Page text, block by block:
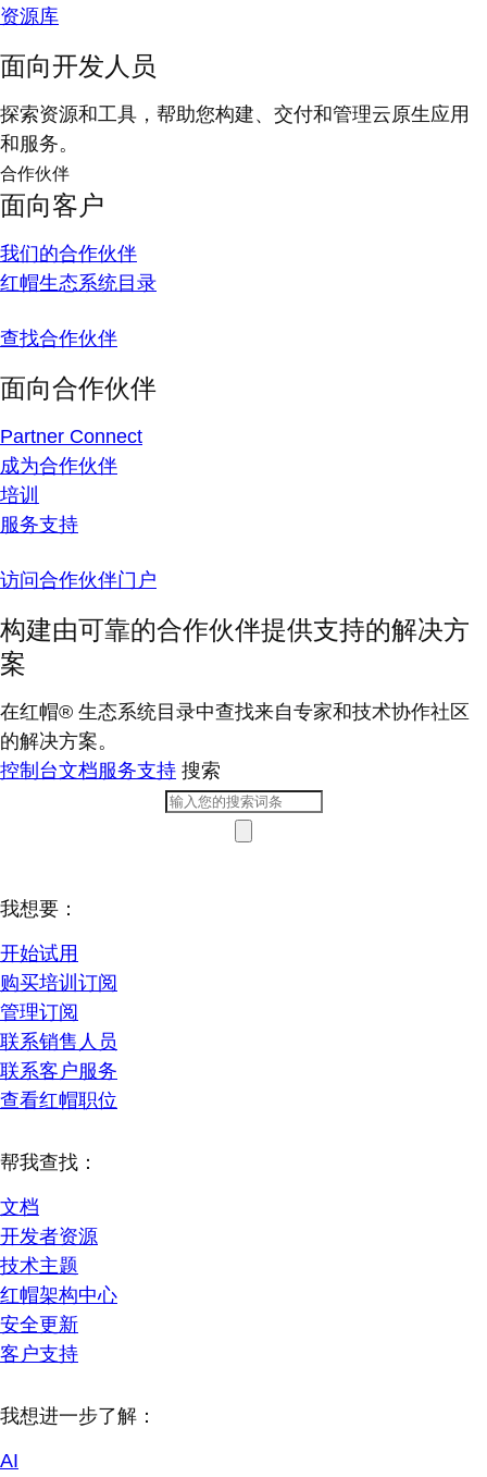
资源库
面向开发人员
探索资源和工具，帮助您构建、交付和管理云原生应用
和服务。
合作伙伴
面向客户
我们的合作伙伴
红帽生态系统目录
查找合作伙伴
面向合作伙伴
Partner Connect
成为合作伙伴
培训
服务支持
访问合作伙伴门户
构建由可靠的合作伙伴提供支持的解决方
案
在红帽® 生态系统目录中查找来自专家和技术协作社区
的解决方案。
控制台文档服务支持 搜索
我想要：
开始试用
购买培训订阅
管理订阅
联系销售人员
联系客户服务
查看红帽职位
帮我查找：
文档
开发者资源
技术主题
红帽架构中心
安全更新
客户支持
我想进一步了解：
AI